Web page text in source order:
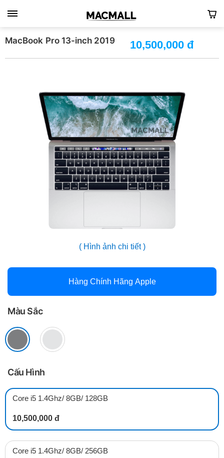
MacBook Pro 13-inch 2019 10,500,000 đ
( Hình ảnh chi tiết )
Hàng Chính Hãng Apple
Màu Sắc
Cấu Hình
Core i5 1.4Ghz/ 8GB/ 128GB
10,500,000 đ
Core i5 1.4Ghz/ 8GB/ 256GB